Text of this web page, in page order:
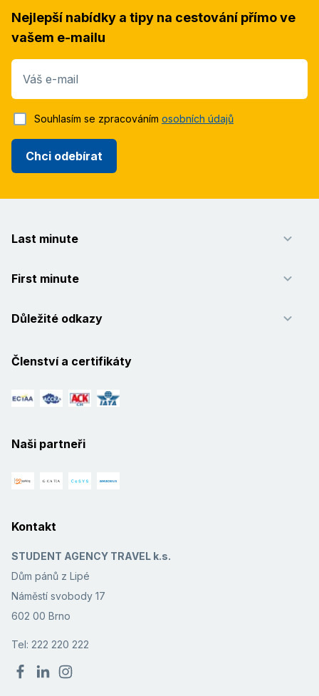
Nejlepší nabídky a tipy na cestování přímo ve
vašem e-mailu
Váš e-mail
Chci odebírat
Souhlasím se zpracováním osobních údajů
Last minute
First minute
Důležité odkazy
Členství a certifikáty
Naši partneři
Kontakt
STUDENT AGENCY TRAVEL k.s.
Dům pánů z Lipé
Náměstí svobody 17
602 00 Brno
Tel: 222 220 222